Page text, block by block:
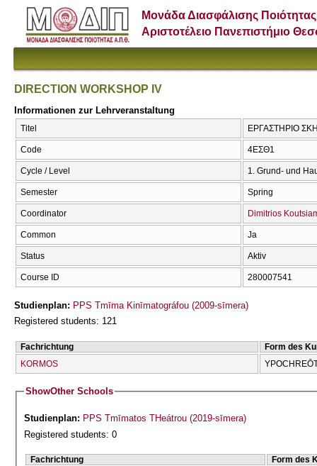
Μονάδα Διασφάλισης Ποιότητας
Αριστοτέλειο Πανεπιστήμιο
DIRECTION WORKSHOP IV
Informationen zur Lehrveranstaltung
Titel ΕΡΓΑΣΤΗΡΙΟ
Code 4ΕΣΘ1
Cycle / Level 1. Grund- und
Semester Spring
Coordinator Dimitrios
Common Ja
Status Aktiv
Course ID 280007541
Studienplan: PPS Tmīma Kinīmatográfou (2009-sīmera)
Registered students: 121
Fachrichtung
Form des
KORMOS
ShowOther Schools
Studienplan: PPS Tmīmatos THeátrou (2019-sīmera)
Registered students: 0
Fachrichtung
Form des